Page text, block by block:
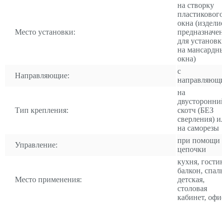
Место установки:
на створку
окна
для
на
окна)
Направляющие:
с
Тип крепления:
на
скотч (БЕЗ
сверления)
на саморезы
Управление:
при помощи
цепочки
Место применения:
кухня,
балкон,
детская,
столовая
кабинет,